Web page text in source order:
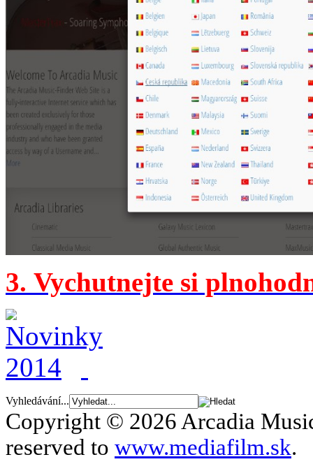
3. Vychutnejte si
Vyhledávání...
Copyright © 2026 Arcadia
reserved to www.mediafilm.sk.